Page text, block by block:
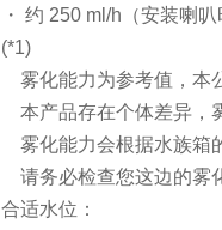
・ 约 250 ml/h（安装喇叭
(*1)
雾化能力为参考值，本
本产品存在个体差异，
雾化能力会根据水族箱
请务必检查您这边的雾
合适水位：